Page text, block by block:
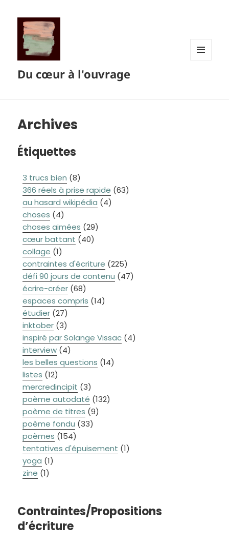
Du cœur à l'ouvrage
Archives
Étiquettes
3 trucs bien (8)
366 réels à prise rapide (63)
au hasard wikipédia (4)
choses (4)
choses aimées (29)
cœur battant (40)
collage (1)
contraintes d'écriture (225)
défi 90 jours de contenu (47)
écrire-créer (68)
espaces compris (14)
étudier (27)
inktober (3)
inspiré par Solange Vissac (4)
interview (4)
les belles questions (14)
listes (12)
mercredincipit (3)
poème autodaté (132)
poème de titres (9)
poème fondu (33)
poèmes (154)
tentatives d'épuisement (1)
yoga (1)
zine (1)
Contraintes/Propositions
d’écriture